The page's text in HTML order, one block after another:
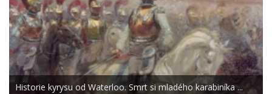
Historie kyrysu od Waterloo. Smrt si mladého karabiníka ...